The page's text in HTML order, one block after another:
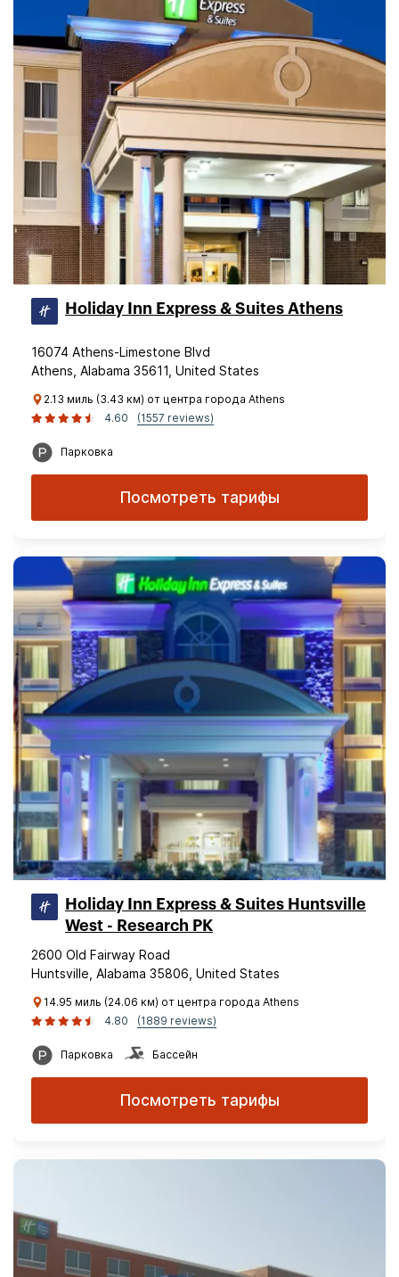
Holiday Inn Express & Suites Athens
16074 Athens-Limestone Blvd
Athens, Alabama 35611, United States
2.13 миль (3.43 км) от центра города Athens
4.60
(1557 reviews)
Парковка
Посмотреть тарифы
Holiday Inn Express & Suites Huntsville
West - Research PK
2600 Old Fairway Road
Huntsville, Alabama 35806, United States
14.95 миль (24.06 км) от центра города Athens
4.80
(1889 reviews)
Парковка Бассейн
Посмотреть тарифы